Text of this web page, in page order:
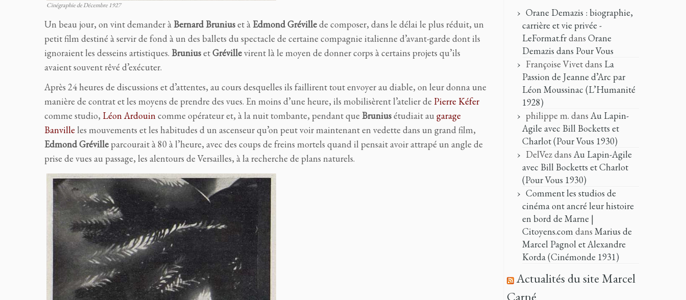
Cinégraphie de Décembre 1927
Un beau jour, on vint demander àBernard Bruniuset àEdmond Grévillede composer, dans le délai le plus réduit, un
petit film destiné à servir de fond à un des ballets du spectacle de certaine compagnie italienne d’avant-garde dont ils
ignoraient les desseins artistiques. BruniusetGrévillevirent là le moyen de donner corps à certains projets qu’ils
avaient souvent rêvé d’exécuter.
Après 24 heures de discussions et d’attentes, au cours desquelles ils faillirent tout envoyer au diable, on leur donna une
manière de contrat et les moyens de prendre des vues. En moins d’une heure, ils mobilisèrent l’atelier de Pierre Kéfer
comme studio, Léon Ardouincomme opérateur et, à la nuit tombante, pendant que Bruniusétudiait au garage
Banville les mouvements et les habitudes d un ascenseur qu’on peut voir maintenant en vedette dans un grand film,
Edmond Gréville parcourait à 80 à l’heure, avec des coups de freins mortels quand il pensait avoir attrapé un angle de
prise de vues au passage, les alentours de Versailles, à la recherche de plans naturels.
Orane Demazis : biographie,
carrière et vie privée -
LeFormat.frdans Orane
Demazis dans Pour Vous
Françoise Vivetdans La
Passion de Jeanne d’Arc par
Léon Moussinac (L’Humanité
1928)
philippe m. dans Au Lapin-
Agile avec Bill Bocketts et
Charlot (Pour Vous 1930)
DelVezdans Au Lapin-Agile
avec Bill Bocketts et Charlot
(Pour Vous 1930)
Comment les studios de
cinéma ont ancré leur histoire
en bord de Marne |
Citoyens.comdans Marius de
Marcel Pagnol et Alexandre
Korda (Cinémonde 1931)
Actualités du site Marcel